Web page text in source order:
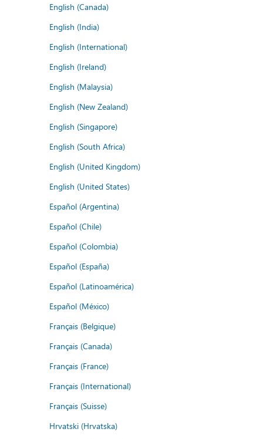
English (Canada)
English (India)
English (International)
English (Ireland)
English (Malaysia)
English (New Zealand)
English (Singapore)
English (South Africa)
English (United Kingdom)
English (United States)
Español (Argentina)
Español (Chile)
Español (Colombia)
Español (España)
Español (Latinoamérica)
Español (México)
Français (Belgique)
Français (Canada)
Français (France)
Français (International)
Français (Suisse)
Hrvatski (Hrvatska)